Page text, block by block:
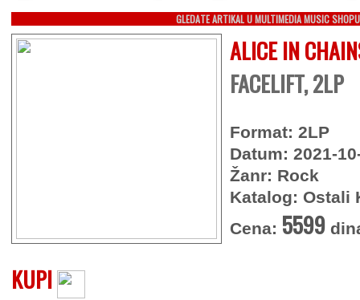
GLEDATE ARTIKAL U MULTIMEDIA MUSIC SHOPU
ALICE IN
FACELIFT, 2LP
Format: 2LP
Datum: 2021-
Žanr: Rock
Katalog: Ostali
Cena: 5599
KUPI